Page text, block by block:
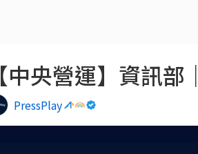
【中央營運】資訊
PressPlay